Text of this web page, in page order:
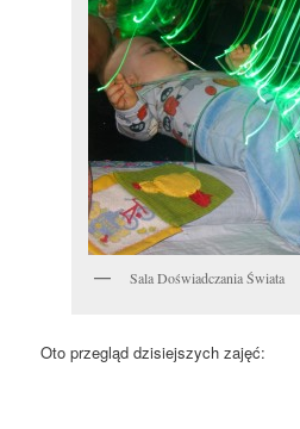
Sala Doświadczania Świata
Oto przegląd dzisiejszych zajęć: